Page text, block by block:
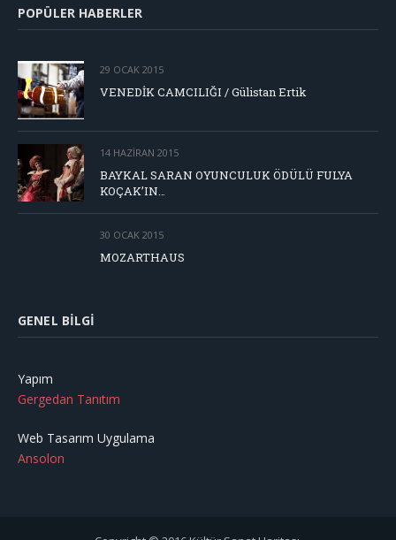
POPÜLER HABERLER
29 OCAK 2015
VENEDİK CAMCILIĞI / Gülistan Ertik
14 HAZIRAN 2015
BAYKAL SARAN OYUNCULUK ÖDÜLÜ FULYA
KOÇAK’IN…
30 OCAK 2015
MOZARTHAUS
GENEL BILGI
Yapım
Gergedan Tanıtım
Web Tasarım Uygulama
Ansolon